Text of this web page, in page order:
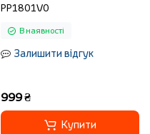
PP1801V0
В наявності
Залишити відгук
999 ₴
Купити